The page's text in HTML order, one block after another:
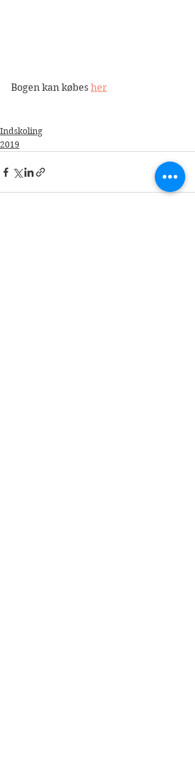
Bogen kan købes her
Indskoling
2019